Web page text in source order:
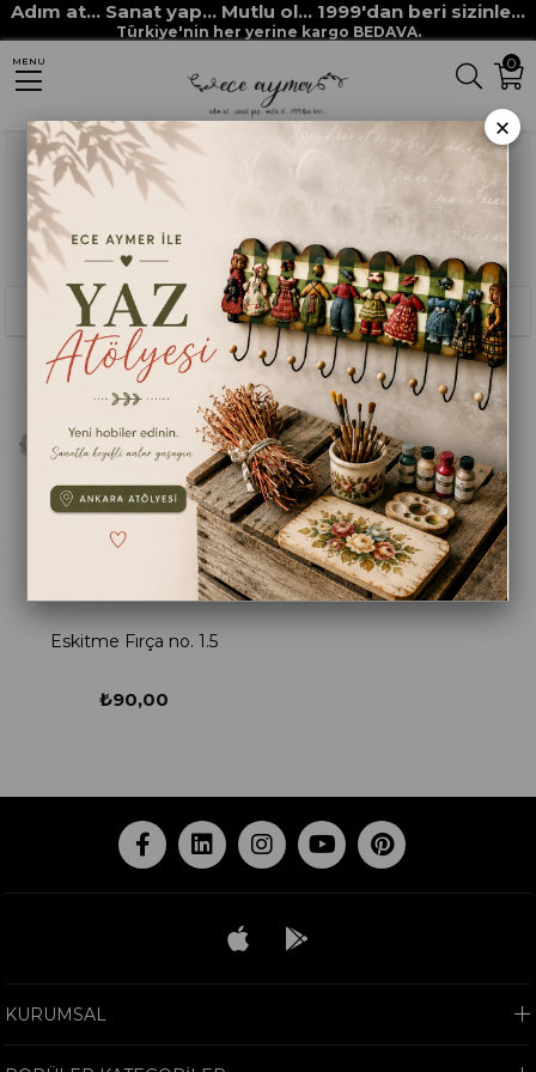
Adım at... Sanat yap... Mutlu ol... 1999'dan beri sizinle...
Türkiye'nin her yerine kargo BEDAVA.
0
MENU
Anasayfa megas yapı
Filtreleme
Sıralama
Eskitme Fırça no. 1.5
₺90,00
KURUMSAL
×